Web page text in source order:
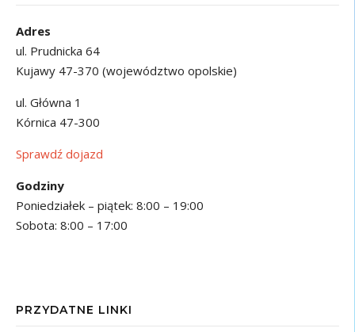
Adres
ul. Prudnicka 64
Kujawy 47-370 (województwo opolskie)
ul. Główna 1
Kórnica 47-300
Sprawdź dojazd
Godziny
Poniedziałek – piątek: 8:00 – 19:00
Sobota: 8:00 – 17:00
PRZYDATNE LINKI